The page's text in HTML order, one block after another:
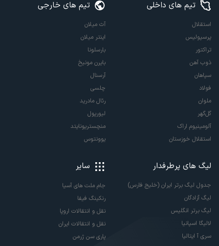
تیم های داخلی
استقلال
پرسپولیس
تراکتور
ذوب آهن
سپاهان
فولاد
ملوان
گل‌گهر
آلومینیوم اراک
استقلال خوزستان
تیم های خارجی
آث میلان
اینتر میلان
بارسلونا
بایرن مونیخ
آرسنال
چلسی
رئال مادرید
لیورپول
منچستریونایتد
یوونتوس
لیگ های پرطرفدار
جدول لیگ برتر ایران (خلیج فارس)
لیگ آزادگان
لیگ برتر انگلیس
لالیگا اسپانیا
سری آ ایتالیا
سایر
جام ملت های آسیا
رنکینگ فیفا
نقل و انتقالات اروپا
نقل و انتقالات ایران
پاری سن ژرمن